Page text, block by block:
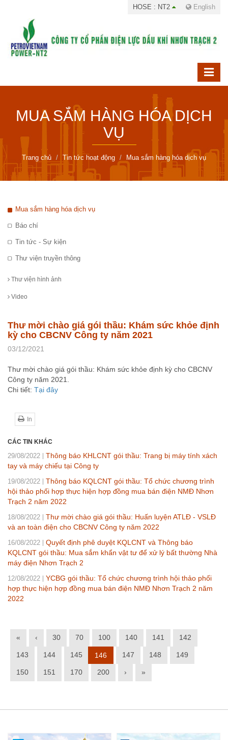
HOSE : NT2 English
MUA SẮM HÀNG HÓA DỊCH
VỤ
Trang chủ Tin tức hoạt động Mua sắm hàng hóa dịch vụ
Mua sắm hàng hóa dịch vụ
Báo chí
Tin tức - Sự kiện
Thư viện truyền thông
Thư viện hình ảnh
Video
Thư mời chào giá gói thầu: Khám sức khỏe định
kỳ cho CBCNV Công ty năm 2021
03/12/2021
Thư mời chào giá gói thầu: Khám sức khỏe định kỳ cho CBCNV
Công ty năm 2021.
Chi tiết: Tại đây
In
CÁC TIN KHÁC
29/08/2022
Thông báo KHLCNT gói thầu: Trang bị máy tính xách
tay và máy chiếu tại Công ty
19/08/2022
Thông báo KQLCNT gói thầu: Tổ chức chương trình
hội thảo phối hợp thực hiện hợp đồng mua bán điện NMĐ Nhơn
Trạch 2 năm 2022
18/08/2022
Thư mời chào giá gói thầu: Huấn luyện ATLĐ - VSLĐ
và an toàn điện cho CBCNV Công ty năm 2022
16/08/2022
Quyết định phê duyệt KQLCNT và Thông báo
KQLCNT gói thầu: Mua sắm khẩn vật tư để xử lý bất thường Nhà
máy điện Nhơn Trạch 2
12/08/2022
YCBG gói thầu: Tổ chức chương trình hội thảo phối
hợp thực hiện hợp đồng mua bán điện NMĐ Nhơn Trạch 2 năm
2022
« ‹ 30 70 100 140 141 142
143 144 145 146 147 148 149
150 151 170 200 › »